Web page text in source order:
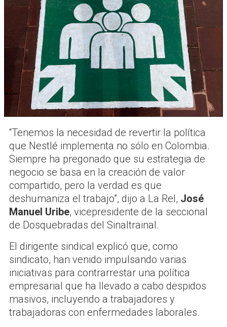
“Tenemos la necesidad de revertir la política
que Nestlé implementa no sólo en Colombia.
Siempre ha pregonado que su estrategia de
negocio se basa en la creación de valor
compartido, pero la verdad es que
deshumaniza el trabajo”, dijo a La Rel, José
Manuel Uribe, vicepresidente de la seccional
de Dosquebradas del Sinaltrainal.
El dirigente sindical explicó que, como
sindicato, han venido impulsando varias
iniciativas para contrarrestar una política
empresarial que ha llevado a cabo despidos
masivos, incluyendo a trabajadores y
trabajadoras con enfermedades laborales.